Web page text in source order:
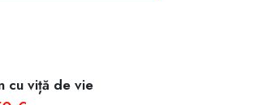
cu viță de vie